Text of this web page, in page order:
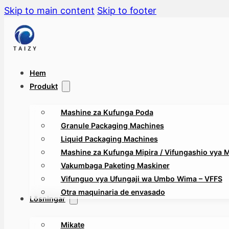
Skip to main content Skip to footer
Hem
Produkt
Mashine za Kufunga Poda
Granule Packaging Machines
Liquid Packaging Machines
Mashine za Kufunga Mipira / Vifungashio vya
Vakumbaga Paketing Maskiner
Vifunguo vya Ufungaji wa Umbo Wima – VFFS
Otra maquinaria de envasado
Lösningar
Mikate